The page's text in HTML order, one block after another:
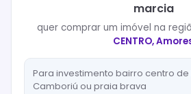
marcia
quer comprarum imóvel na
CENTRO,
Para investimento bairro centro de
Camboriú ou praia brava